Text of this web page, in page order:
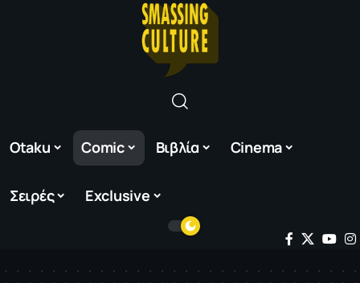
Otaku Comic Βιβλία Cinema
Σειρές Exclusive